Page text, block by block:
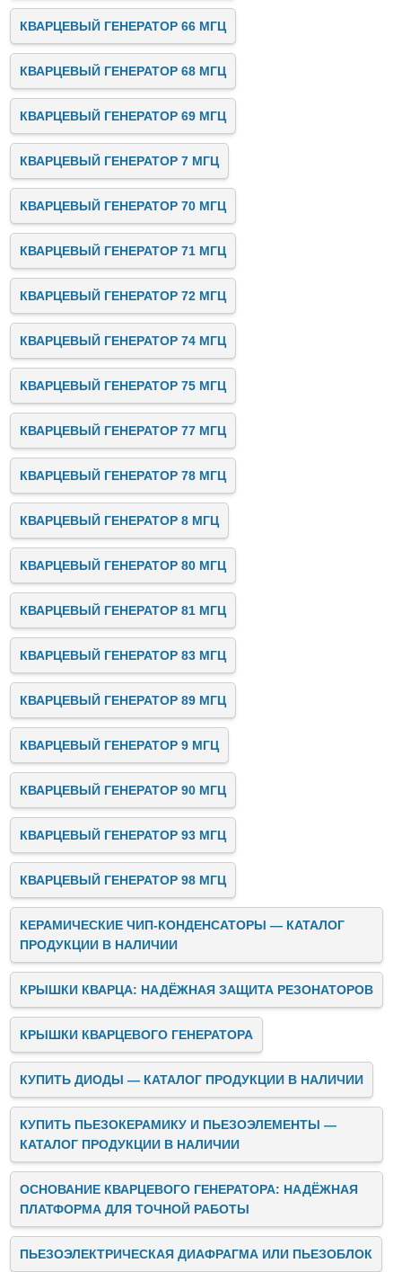
КВАРЦЕВЫЙ ГЕНЕРАТОР 66 МГЦ
КВАРЦЕВЫЙ ГЕНЕРАТОР 68 МГЦ
КВАРЦЕВЫЙ ГЕНЕРАТОР 69 МГЦ
КВАРЦЕВЫЙ ГЕНЕРАТОР 7 МГЦ
КВАРЦЕВЫЙ ГЕНЕРАТОР 70 МГЦ
КВАРЦЕВЫЙ ГЕНЕРАТОР 71 МГЦ
КВАРЦЕВЫЙ ГЕНЕРАТОР 72 МГЦ
КВАРЦЕВЫЙ ГЕНЕРАТОР 74 МГЦ
КВАРЦЕВЫЙ ГЕНЕРАТОР 75 МГЦ
КВАРЦЕВЫЙ ГЕНЕРАТОР 77 МГЦ
КВАРЦЕВЫЙ ГЕНЕРАТОР 78 МГЦ
КВАРЦЕВЫЙ ГЕНЕРАТОР 8 МГЦ
КВАРЦЕВЫЙ ГЕНЕРАТОР 80 МГЦ
КВАРЦЕВЫЙ ГЕНЕРАТОР 81 МГЦ
КВАРЦЕВЫЙ ГЕНЕРАТОР 83 МГЦ
КВАРЦЕВЫЙ ГЕНЕРАТОР 89 МГЦ
КВАРЦЕВЫЙ ГЕНЕРАТОР 9 МГЦ
КВАРЦЕВЫЙ ГЕНЕРАТОР 90 МГЦ
КВАРЦЕВЫЙ ГЕНЕРАТОР 93 МГЦ
КВАРЦЕВЫЙ ГЕНЕРАТОР 98 МГЦ
КЕРАМИЧЕСКИЕ ЧИП-КОНДЕНСАТОРЫ — КАТАЛОГ
ПРОДУКЦИИ В НАЛИЧИИ
КРЫШКИ КВАРЦА: НАДЁЖНАЯ ЗАЩИТА РЕЗОНАТОРОВ
КРЫШКИ КВАРЦЕВОГО ГЕНЕРАТОРА
КУПИТЬ ДИОДЫ — КАТАЛОГ ПРОДУКЦИИ В НАЛИЧИИ
КУПИТЬ ПЬЕЗОКЕРАМИКУ И ПЬЕЗОЭЛЕМЕНТЫ —
КАТАЛОГ ПРОДУКЦИИ В НАЛИЧИИ
ОСНОВАНИЕ КВАРЦЕВОГО ГЕНЕРАТОРА: НАДЁЖНАЯ
ПЛАТФОРМА ДЛЯ ТОЧНОЙ РАБОТЫ
ПЬЕЗОЭЛЕКТРИЧЕСКАЯ ДИАФРАГМА ИЛИ ПЬЕЗОБЛОК